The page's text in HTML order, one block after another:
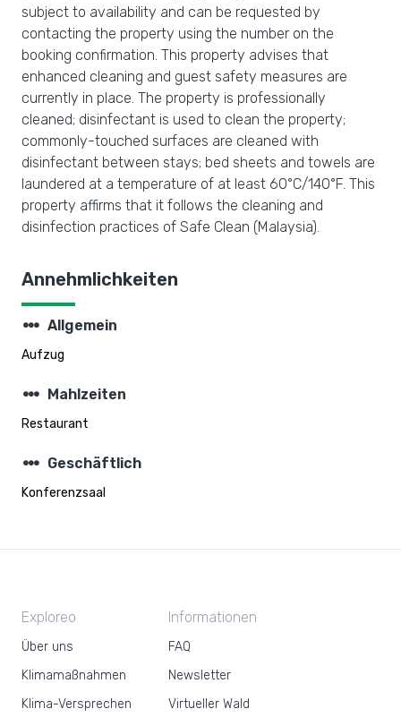
subject to availability and can be requested by
contacting the property using the number on the
booking confirmation. This property advises that
enhanced cleaning and guest safety measures are
currently in place. The property is professionally
cleaned; disinfectant is used to clean the property;
commonly-touched surfaces are cleaned with
disinfectant between stays; bed sheets and towels are
laundered at a temperature of at least 60°C/140°F. This
property affirms that it follows the cleaning and
disinfection practices of Safe Clean (Malaysia).
Annehmlichkeiten
steppers Allgemein
Aufzug
steppers Mahlzeiten
Restaurant
steppers Geschäftlich
Konferenzsaal
Exploreo
Über uns
Klimamaßnahmen
Klima-Versprechen
Informationen
FAQ
Newsletter
Virtueller Wald